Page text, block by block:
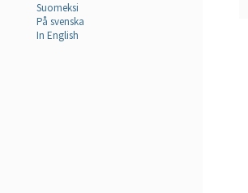
Suomeksi
På svenska
In English